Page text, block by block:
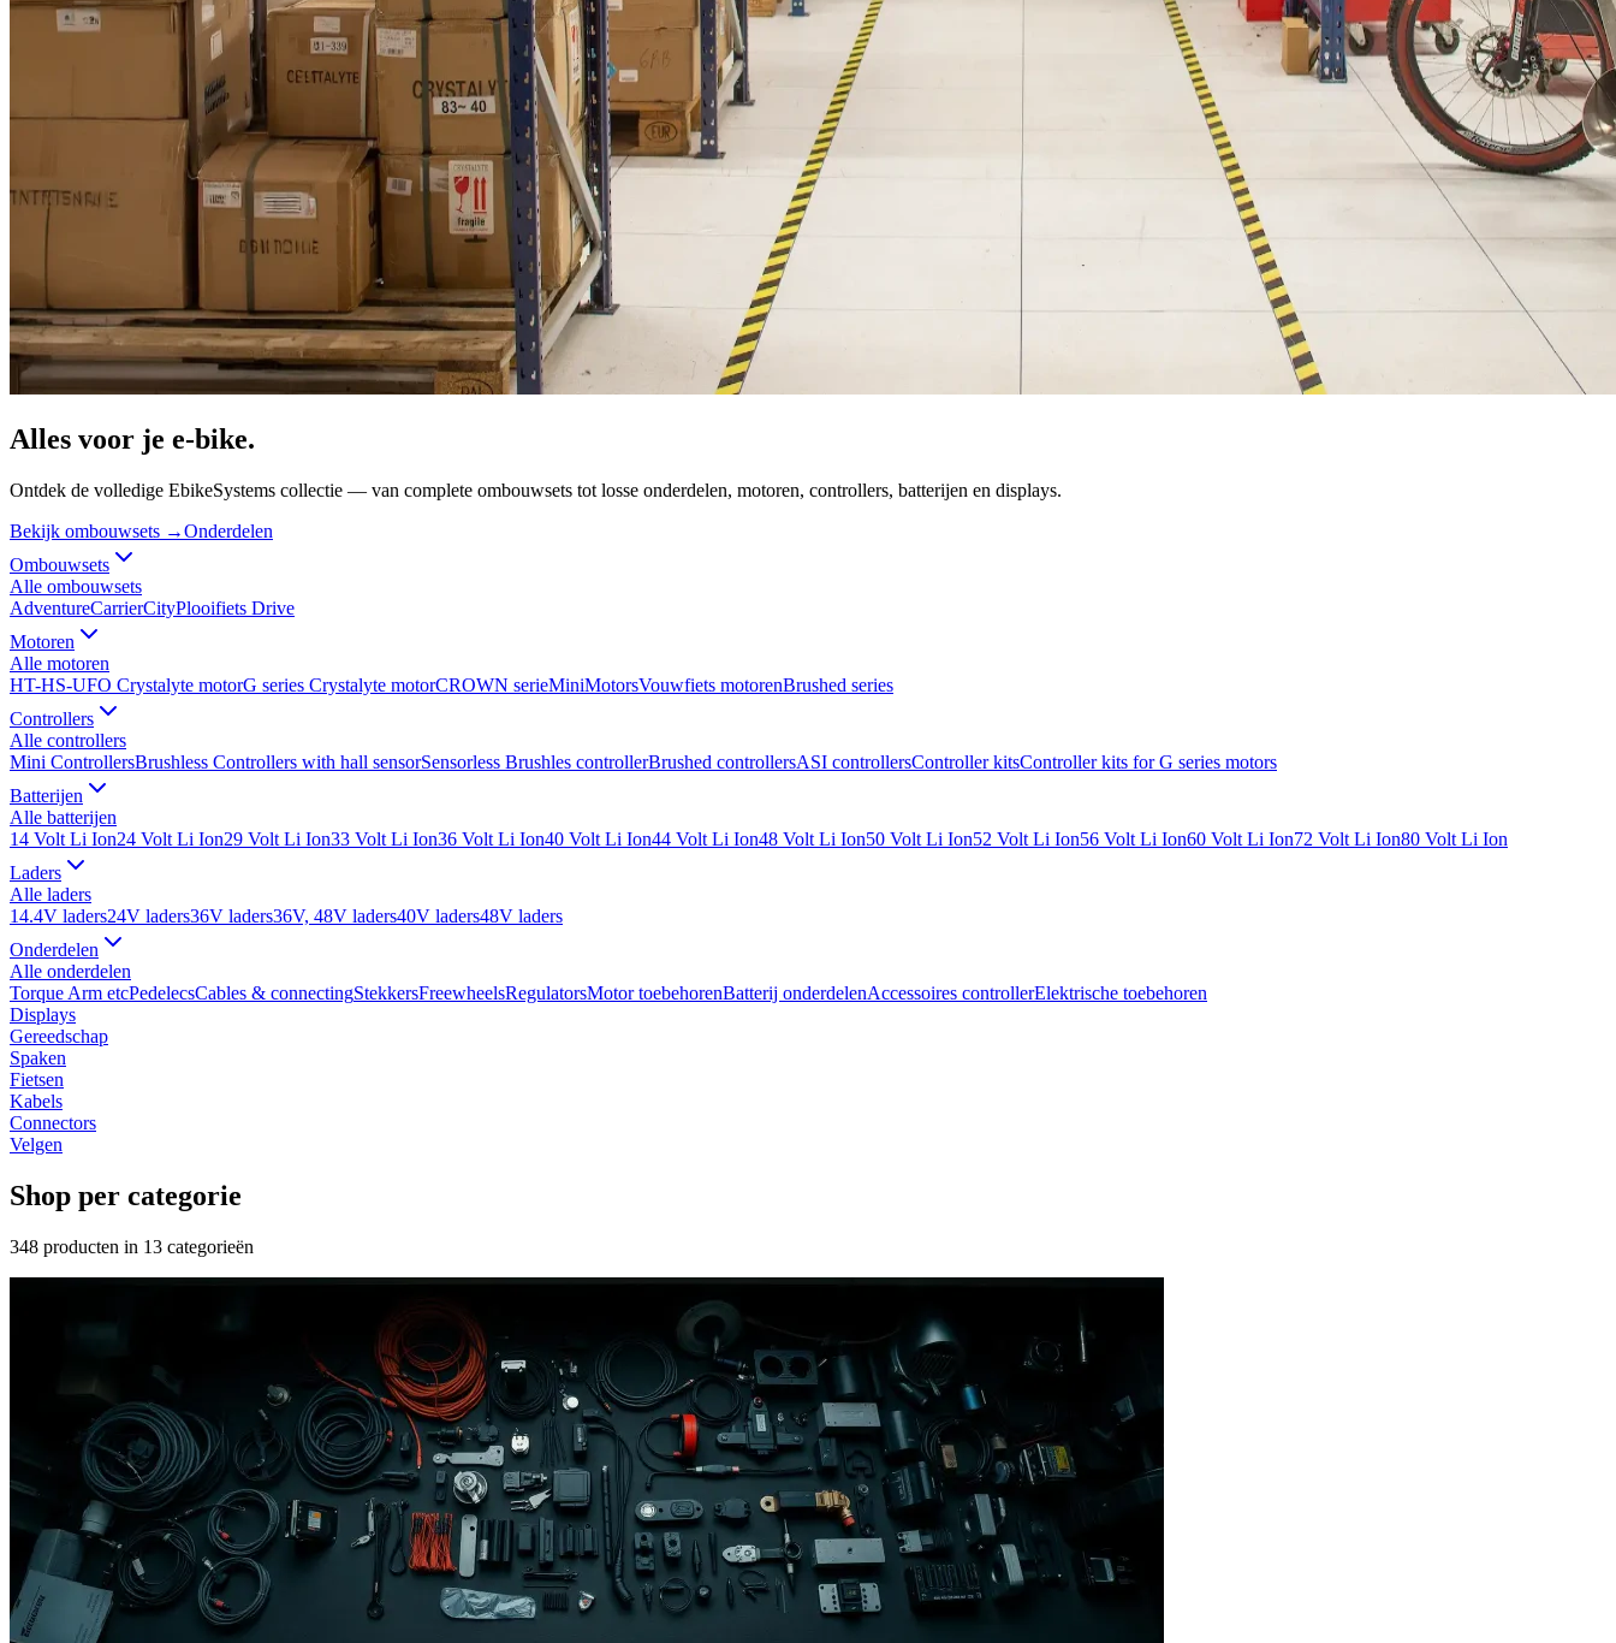
Alles voor je e-bike.
Ontdek de volledige EbikeSystems collectie — van complete ombouwsets tot losse onderdelen, motoren, controllers, batterijen en displays.
Bekijk ombouwsets →Onderdelen
Ombouwsets
Alle ombouwsets
AdventureCarrierCityPlooifiets Drive
Motoren
Alle motoren
HT-HS-UFO Crystalyte motorG series Crystalyte motorCROWN serieMiniMotorsVouwfiets motorenBrushed series
Controllers
Alle controllers
Mini ControllersBrushless Controllers with hall sensorSensorless Brushles controllerBrushed controllersASI controllersController kitsController kits for G series motors
Batterijen
Alle batterijen
14 Volt Li Ion24 Volt Li Ion29 Volt Li Ion33 Volt Li Ion36 Volt Li Ion40 Volt Li Ion44 Volt Li Ion48 Volt Li Ion50 Volt Li Ion52 Volt Li Ion56 Volt Li Ion60 Volt Li Ion72 Volt Li Ion80 Volt Li Ion
Laders
Alle laders
14.4V laders24V laders36V laders36V, 48V laders40V laders48V laders
Onderdelen
Alle onderdelen
Torque Arm etcPedelecsCables & connectingStekkersFreewheelsRegulatorsMotor toebehorenBatterij onderdelenAccessoires controllerElektrische toebehoren
Displays
Gereedschap
Spaken
Fietsen
Kabels
Connectors
Velgen
Shop per categorie
348 producten in 13 categorieën